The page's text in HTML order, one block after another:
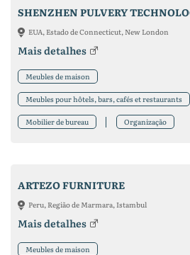
SHENZHEN PULVERY
EUA, Estado de Connecticut, New London
Mais detalhes
Meubles de maison
Meubles pour hôtels, bars, cafés et restaurants
Mobilier de bureau Organização
ARTEZO FURNITURE
Peru, Região de Marmara, Istambul
Mais detalhes
Meubles de maison